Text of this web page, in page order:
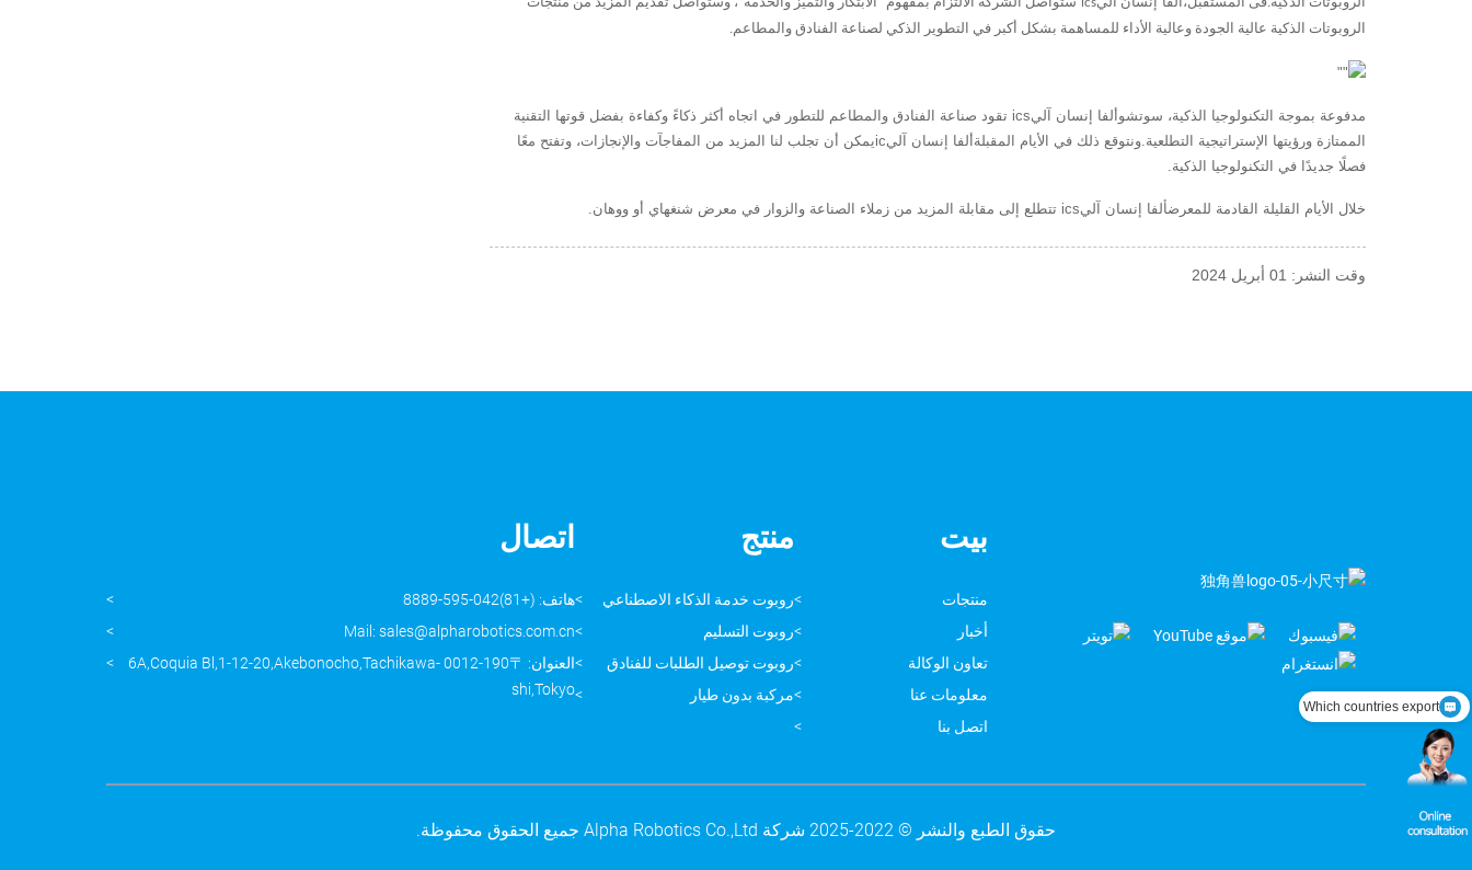
الروبوتات الذكية عالية الجودة وعالية الأداء للمساهمة بشكل أكبر في التطوير الذكي لصناعة الفنادق والمطاعم.
مدفوعة بموجة التكنولوجيا الذكية، سوتشو ألفا إنسان آليics تقود صناعة الفنادق والمطاعم للتطور في اتجاه أكثر ذكاءً وكفاءة بفضل قوتها التقنية
الممتازة ورؤيتها الإستراتيجية التطلعية.ونتوقع ذلك في الأيام المقبلة ألفا إنسان آليicيمكن أن تجلب لنا المزيد من المفاجآت والإنجازات، وتفتح معًا
فصلًا جديدًا في التكنولوجيا الذكية.
خلال الأيام القليلة القادمة للمعرضألفا إنسان آليics تتطلع إلى مقابلة المزيد من زملاء الصناعة والزوار في معرض شنغهاي أو ووهان.
وقت النشر: 01 أبريل 2024
بيت
منتجات
أخبار
تعاون الوكالة
معلومات عنا
اتصل بنا
منتج
روبوت خدمة الذكاء الاصطناعي
روبوت التسليم
روبوت توصيل الطلبات للفنادق
مركبة بدون طيار
اتصال
هاتف: (+81)042-595-8889
Mail: sales@alpharobotics.com.cn
العنوان: 〒190-0012 6A,Coquia Bl,1-12-20,Akebonocho,Tachikawa-
shi,Tokyo
حقوق الطبع والنشر © 2022-2025 شركة Alpha Robotics Co.,Ltd جميع الحقوق محفوظة.
I want product information？
Which countries export